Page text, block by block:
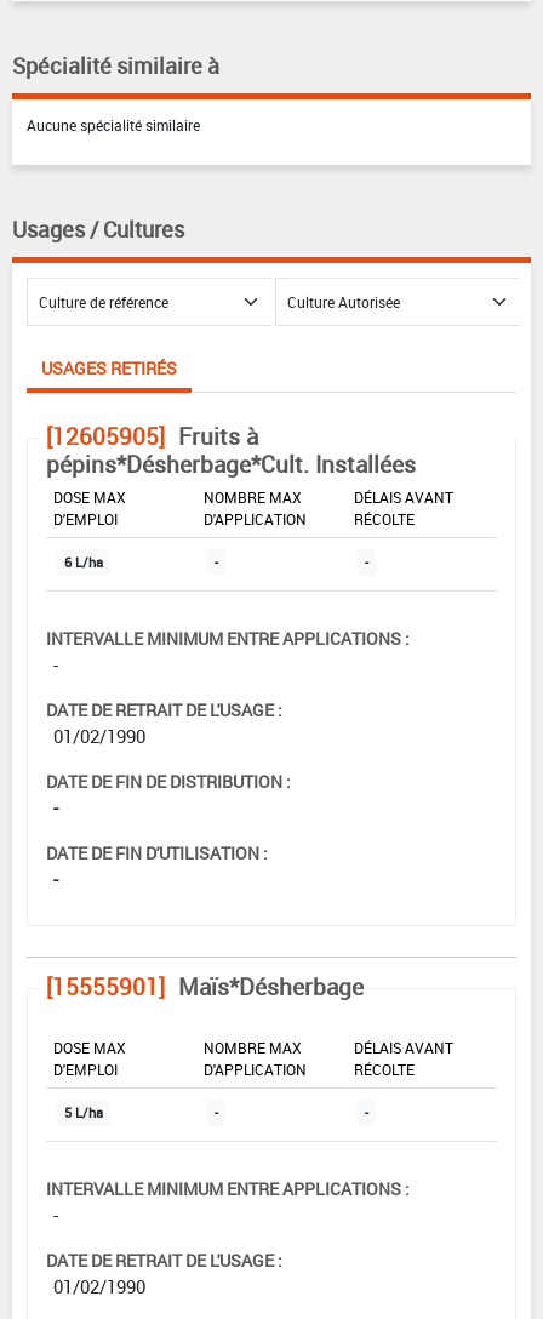
Spécialité similaire à
Aucune spécialité similaire
Usages / Cultures
USAGES RETIRÉS
[12605905] Fruits à
pépins*Désherbage*Cult. Installées
DOSE MAX
D'EMPLOI
NOMBRE MAX
D'APPLICATION
DÉLAIS AVANT
RÉCOLTE
6 L/ha - -
INTERVALLE MINIMUM ENTRE APPLICATIONS :
-
DATE DE RETRAIT DE L'USAGE :
01/02/1990
DATE DE FIN DE DISTRIBUTION :
-
DATE DE FIN D'UTILISATION :
-
[15555901] Maïs*Désherbage
DOSE MAX
D'EMPLOI
NOMBRE MAX
D'APPLICATION
DÉLAIS AVANT
RÉCOLTE
5 L/ha - -
INTERVALLE MINIMUM ENTRE APPLICATIONS :
-
DATE DE RETRAIT DE L'USAGE :
01/02/1990